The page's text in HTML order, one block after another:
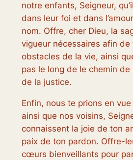
notre enfants, Seigneur,
dans leur foi et dans
nom. Offre, cher Dieu, la
vigueur nécessaires afin
obstacles de la vie, ainsi
pas le long de le chemin
de la justice.
Enfin, nous te prions en
ainsi que nos voisins,
connaissent la joie de ton
paix de ton pardon. Offre-
cœurs bienveillants pour